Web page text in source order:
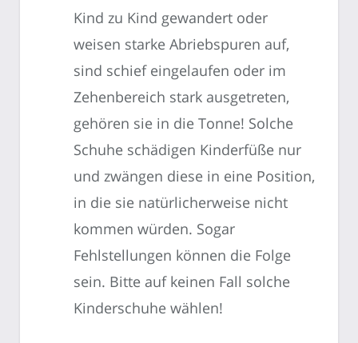
Kind zu Kind gewandert oder
weisen starke Abriebspuren auf,
sind schief eingelaufen oder im
Zehenbereich stark ausgetreten,
gehören sie in die Tonne! Solche
Schuhe schädigen Kinderfüße nur
und zwängen diese in eine Position,
in die sie natürlicherweise nicht
kommen würden. Sogar
Fehlstellungen können die Folge
sein. Bitte auf keinen Fall solche
Kinderschuhe wählen!